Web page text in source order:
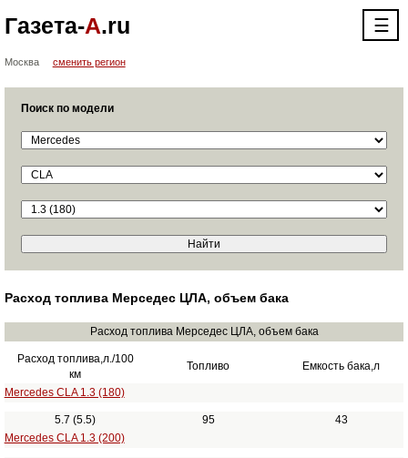
Газета-А.ru ☰
Москва сменить регион
Поиск по модели
Расход топлива Мерседес ЦЛА, объем бака
Расход топлива Мерседес ЦЛА, объем бака
Расход топлива,л./100
км
Топливо Емкость бака,л
Mercedes CLA 1.3 (180)
5.7 (5.5) 95
43
Mercedes CLA 1.3 (200)